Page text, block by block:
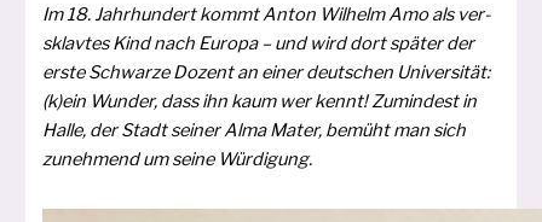
Im 18. Jahrhundert kommt Anton Wilhelm Amo als ver­
sklav­tes Kind nach Europa – und wird dort spä­ter der
ers­te Schwarze Dozent an einer deut­schen Universität:
(k)ein Wunder, dass ihn kaum wer kennt! Zumindest in
Halle, der Stadt sei­ner Alma Mater, bemüht man sich
zuneh­mend um sei­ne Würdigung.